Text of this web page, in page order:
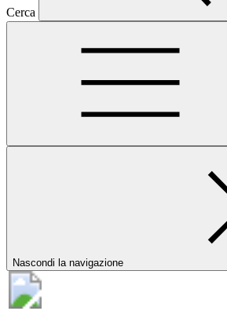
Cerca
Nascondi la navigazione